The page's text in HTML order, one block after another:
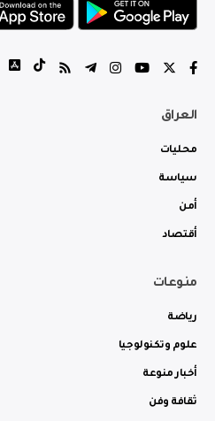
العراق
محليات
سياسة
أمن
أقتصاد
منوعات
رياضة
علوم وتكنولوجيا
أخبار منوعة
ثقافة وفن